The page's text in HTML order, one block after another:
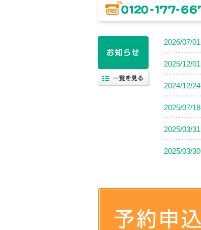
2026/07/01
2025/12/01
2024/12/24
2025/07/18
2025/03/31
2025/03/30